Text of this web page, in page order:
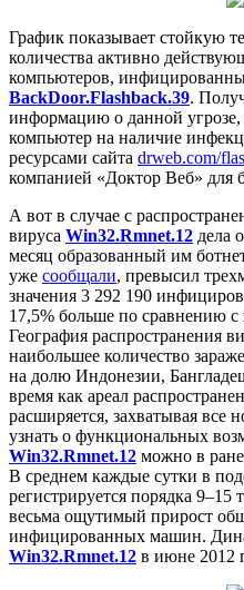
График показывает стойкую
количества активно
компьютеров,
BackDoor.Flashback.39.
информацию о данной угрозе,
компьютер на наличие
ресурсами сайта drweb.com/
компанией «Доктор Веб» для
А вот в случае с
вируса Win32.Rmnet.12 дела
месяц образованный им
уже сообщали, превысил
значения 3 292 190
17,5% больше по сравнению с
География распространения
наибольшее количество
на долю Индонезии,
время как ареал
расширяется, захватывая все
узнать о функциональных
Win32.Rmnet.12 можно в
В среднем каждые сутки в
регистрируется порядка 9–15
весьма ощутимый прирост
инфицированных машин.
Win32.Rmnet.12 в июне 2012